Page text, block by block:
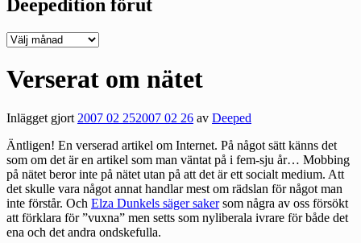
Deepedition förut
Deepedition
Verserat om nätet
Inlägget gjort2007 02 252007 02 26 av Deeped
Äntligen! En verserad artikel om Internet. På något sätt känns det
som om det är en artikel som man väntat på i fem-sju år… Mobbing
på nätet beror inte på nätet utan på att det är ett socialt medium. Att
det skulle vara något annat handlar mest om rädslan för något man
inte förstår. Och Elza Dunkels säger sakersom några av oss försökt
att förklara för ”vuxna” men setts som nyliberala ivrare för både det
ena och det andra ondskefulla.